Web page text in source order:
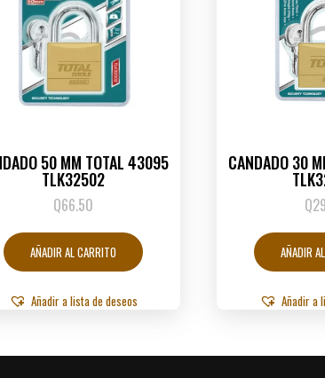
50 MM TOTAL 43095
TLK32502
Q66.50
AÑADIR AL CARRITO
Añadir a lista de deseos
CANDADO 30
Q
AÑADIR
Añadir a